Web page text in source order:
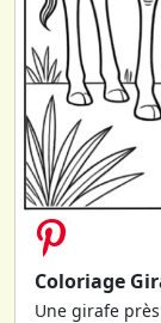
Coloriage
Une girafe